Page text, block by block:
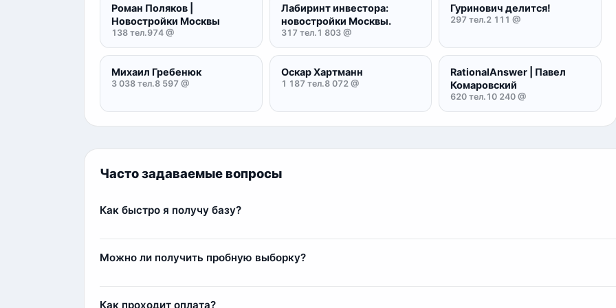
Роман Поляков |
Новостройки Москвы
138 тел.974 @
Лабиринт инвестора:
новостройки Москвы.
317 тел. 1 803 @
Гуринович делится!
297 тел.2 111 @
Михаил Гребенюк
3 038 тел.8 597 @
Оскар Хартманн
1 187 тел.8 072 @
RationalAnswer | Павел
Комаровский
620 тел. 10 240 @
Часто задаваемые вопросы
Как быстро я получу базу?
несколько минут.
Можно ли получить пробную выборку?
реальное качество данных и пример структуры базы.
Как проходит оплата?